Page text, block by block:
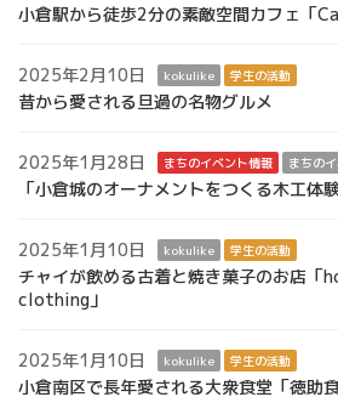
小倉駅から徒歩2分の素敵空間カフェ「
2025年2月10日 kokulike 学生の活動
昔から愛される旦過の名物グルメ
2025年1月28日 まちのイベント情報 まちの
「小倉城のオーナメントをつくる木工体
2025年1月10日 kokulike 学生の活動
チャイが飲める古着と焼き菓子のお店
clothing」
2025年1月10日 kokulike 学生の活動
小倉南区で長年愛される大衆食堂「徳助食